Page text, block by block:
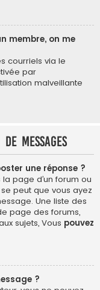
membre, on me
courriels via le
par
malveillante
messages
une réponse ?
page d’un forum ou
peut que vous ayez
Une liste des
page des forums,
sujets, Vous pouvez
?